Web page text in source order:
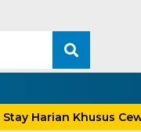
Harian Khusus Cewek.